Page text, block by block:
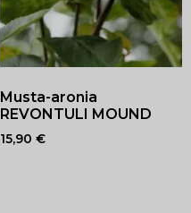
Musta-aronia
REVONTULI MOUND
15,90 €